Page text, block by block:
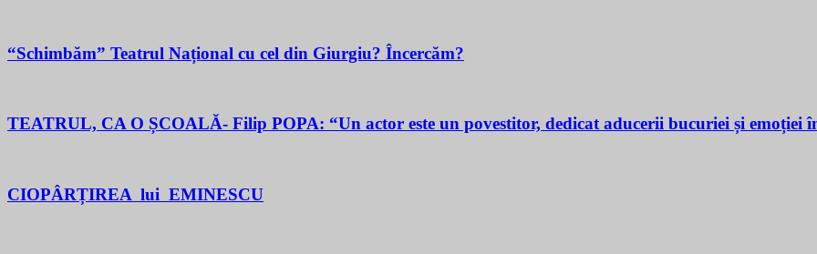
“Schimbăm” Teatrul Național cu cel din Giurgiu? Încercăm?
TEATRUL, CA O ȘCOALĂ- Filip POPA: “Un actor este un povestitor, dedicat aducerii bucuriei și emoției
CIOPÂRȚIREA lui EMINESCU